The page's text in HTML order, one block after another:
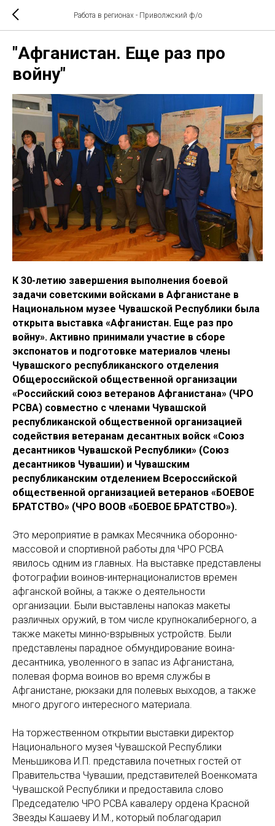
Работа в регионах - Приволжский ф/о
"Афганистан. Еще раз про
войну"
К 30-летию завершения выполнения боевой
задачи советскими войсками в Афганистане в
Национальном музее Чувашской Республики была
открыта выставка «Афганистан. Еще раз про
войну». Активно принимали участие в сборе
экспонатов и подготовке материалов члены
Чувашского республиканского отделения
Общероссийской общественной организации
«Российский союз ветеранов Афганистана» (ЧРО
РСВА) совместно с членами Чувашской
республиканской общественной организацией
содействия ветеранам десантных войск «Союз
десантников Чувашской Республики» (Союз
десантников Чувашии) и Чувашским
республиканским отделением Всероссийской
общественной организацией ветеранов «БОЕВОЕ
БРАТСТВО» (ЧРО ВООВ «БОЕВОЕ БРАТСТВО»).
Это мероприятие в рамках Месячника оборонно-
массовой и спортивной работы для ЧРО РСВА
явилось одним из главных. На выставке представлены
фотографии воинов-интернационалистов времен
афганской войны, а также о деятельности
организации. Были выставлены напоказ макеты
различных оружий, в том числе крупнокалиберного, а
также макеты минно-взрывных устройств. Были
представлены парадное обмундирование воина-
десантника, уволенного в запас из Афганистана,
полевая форма воинов во время службы в
Афганистане, рюкзаки для полевых выходов, а также
много другого интересного материала.
На торжественном открытии выставки директор
Национального музея Чувашской Республики
Меньшикова И.П. представила почетных гостей от
Правительства Чувашии, представителей Военкомата
Чувашской Республики и предоставила слово
Председателю ЧРО РСВА кавалеру ордена Красной
Звезды Кашаеву И.М., который поблагодарил